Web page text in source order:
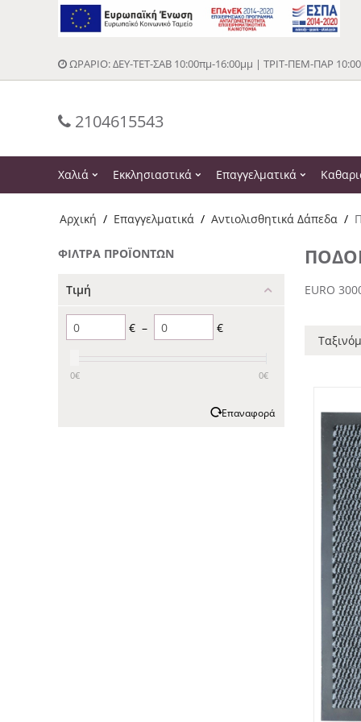
ΩΡΑΡΙΟ: ΔΕΥ-ΤΕΤ-ΣΑΒ 10:00πμ-16:00μμ | ΤΡΙΤ-ΠΕΜ-ΠΑΡ
2104615543
Χαλιά Εκκλησιαστικά Επαγγελματικά
Αρχική / Επαγγελματικά / Αντιολισθητικά Δάπεδα /
ΦΊΛΤΡΑ ΠΡΟΪΌΝΤΩΝ
Τιμή
€ – €
0€ 0€
Επαναφορά
EURO